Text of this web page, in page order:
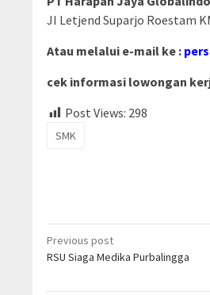
JI Letjend Suparjo Roestam
Atau melalui e-mail ke :
cek informasi lowongan
Post Views: 298
SMK
Post
navigation
Previous post
RSU Siaga Medika Purbalingga